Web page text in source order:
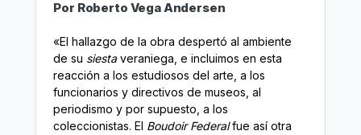
Por Roberto Vega Andersen
«El hallazgo de la obra despertó al ambiente
de su siestaveraniega, e incluimos en esta
reacción a los estudiosos del arte, a los
funcionarios y directivos de museos, al
periodismo y por supuesto, a los
coleccionistas. El Boudoir Federalfue así otra